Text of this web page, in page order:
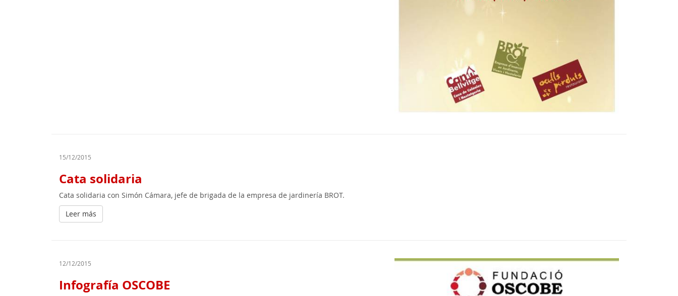
15/12/2015
Cata solidaria
Cata solidaria con Simón Cámara, jefe de brigada de la empresa de jardinería BROT.
Leer más
12/12/2015
Infografía OSCOBE